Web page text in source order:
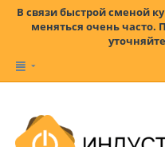
В связи быстрой сменой
меняться очень часто.